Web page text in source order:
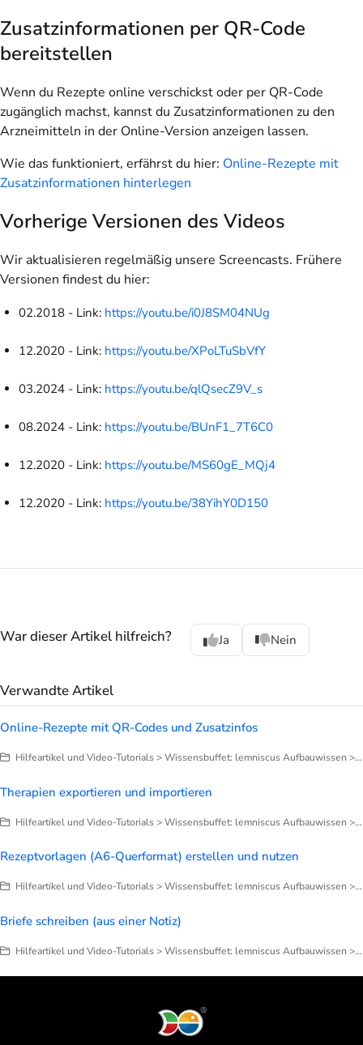
Zusatzinformationen per QR-Code
bereitstellen
Wenn du Rezepte online verschickst oder per QR-Code
zugänglich machst, kannst du Zusatzinformationen zu den
Arzneimitteln in der Online-Version anzeigen lassen.
Wie das funktioniert, erfährst du hier: Online-Rezepte mit
Zusatzinformationen hinterlegen
Vorherige Versionen des Videos
Wir aktualisieren regelmäßig unsere Screencasts. Frühere
Versionen findest du hier:
02.2018 - Link: https://youtu.be/i0J8SM04NUg
12.2020 - Link: https://youtu.be/XPoLTuSbVfY
03.2024 - Link: https://youtu.be/qlQsecZ9V_s
08.2024 - Link: https://youtu.be/BUnF1_7T6C0
12.2020 - Link: https://youtu.be/MS60gE_MQj4
12.2020 - Link: https://youtu.be/38YihY0D150
War dieser Artikel hilfreich? Ja Nein
Verwandte Artikel
Online-Rezepte mit QR-Codes und Zusatzinfos
Hilfeartikel und Video-Tutorials > Wissensbuffet: lemniscus Aufbauwissen > Rezepte - Arzneimittel - Therapien
Therapien exportieren und importieren
Hilfeartikel und Video-Tutorials > Wissensbuffet: lemniscus Aufbauwissen > Rezepte - Arzneimittel - Therapien
Rezeptvorlagen (A6-Querformat) erstellen und nutzen
Hilfeartikel und Video-Tutorials > Wissensbuffet: lemniscus Aufbauwissen > Rezepte - Arzneimittel - Therapien
Briefe schreiben (aus einer Notiz)
Hilfeartikel und Video-Tutorials > Wissensbuffet: lemniscus Aufbauwissen > Briefe, Notizen, Dokumentation